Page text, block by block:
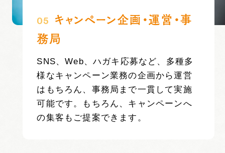
05
キャンペーン企画・運営・事
務局
SNS、Web、ハガキ応募など、多種多
様なキャンペーン業務の企画から運営
はもちろん、事務局まで一貫して実施
可能です。もちろん、キャンペーンへ
の集客もご提案できます。